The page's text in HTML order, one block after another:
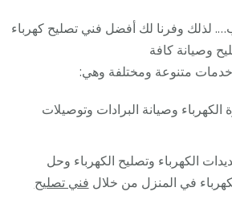
لذلك وفرنا لك أفضل فني تصليح كهرباء
وصيانة كافة
خدمات متنوعة ومختلفة وهي:
الكهرباء وصيانة البرادات وتوصيلات
الكهرباء وتصليح الكهرباء وحل
في المنزل من خلال فني تصليح